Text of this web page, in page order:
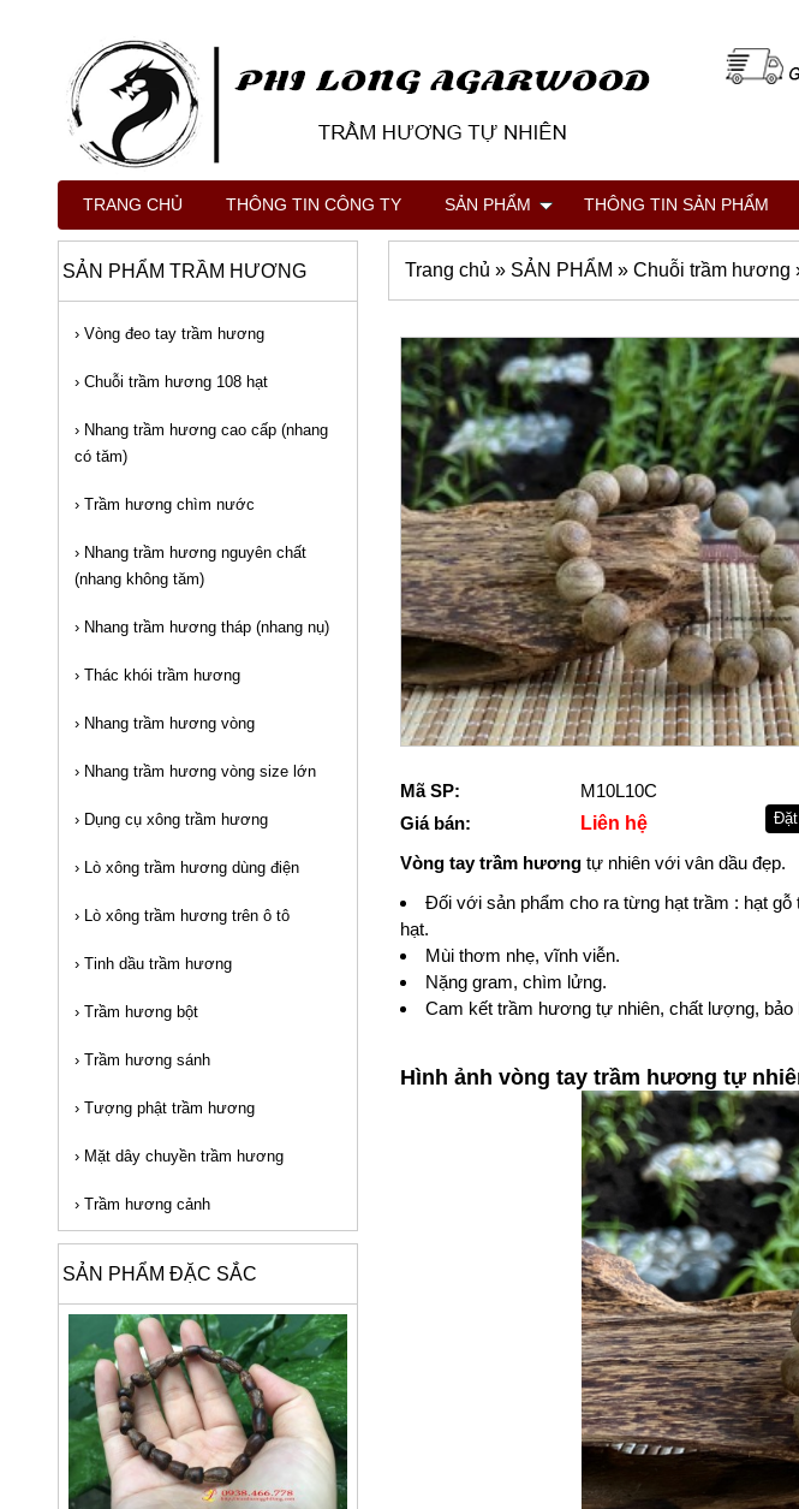
Mã SP:
M10L10C
Giá bán:
Liên hệ
Vòng tay trầm hươngtự nhiên với vân dầu đẹp.
Đối với sản phẩm cho ra từng hạt trầm : hạt
hạt.
Mùi thơm nhẹ, vĩnh viễn.
Nặng gram, chìm lửng.
Cam kết trầm hương tự nhiên, chất lượng, bảo
Hình ảnh vòng tay trầm hương tự
Trang chủ » SẢN PHẨM » Chuỗi trầm hương
SẢN PHẨM TRẦM HƯƠNG
› Vòng đeo tay trầm hương
› Chuỗi trầm hương 108 hạt
› Nhang trầm hương cao cấp (nhang
có tăm)
› Trầm hương chìm nước
› Nhang trầm hương nguyên chất
(nhang không tăm)
› Nhang trầm hương tháp (nhang nụ)
› Thác khói trầm hương
› Nhang trầm hương vòng
› Nhang trầm hương vòng size lớn
› Dụng cụ xông trầm hương
› Lò xông trầm hương dùng điện
› Lò xông trầm hương trên ô tô
› Tinh dầu trầm hương
› Trầm hương bột
› Trầm hương sánh
› Tượng phật trầm hương
› Mặt dây chuyền trầm hương
› Trầm hương cảnh
SẢN PHẨM ĐẶC SẮC
TRANG CHỦ THÔNG TIN CÔNG TY SẢN PHẨM THÔNG TIN SẢN PHẨM